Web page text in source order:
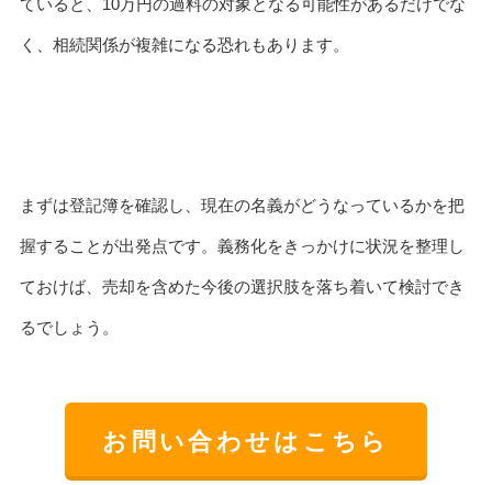
ていると、10万円の過料の対象となる可能性があるだけでな
く、相続関係が複雑になる恐れもあります。
まずは登記簿を確認し、現在の名義がどうなっているかを把
握することが出発点です。義務化をきっかけに状況を整理し
ておけば、売却を含めた今後の選択肢を落ち着いて検討でき
るでしょう。
お問い合わせはこちら